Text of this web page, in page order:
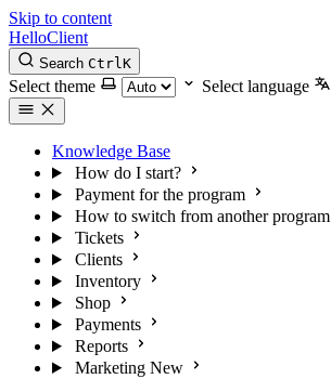
Skip to content
HelloClient
Search CtrlK
Select theme Select language
Knowledge Base
How do I start?
Payment for the program
How to switch from another program
Tickets
Clients
Inventory
Shop
Payments
Reports
Marketing New